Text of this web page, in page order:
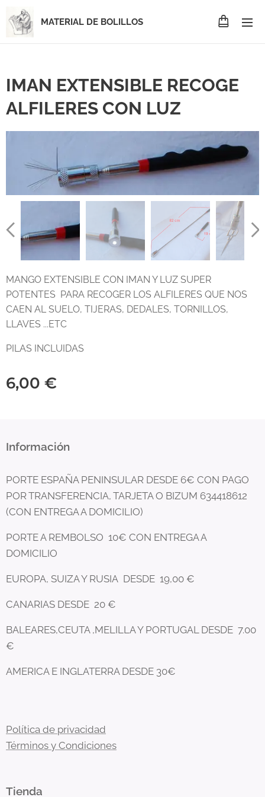
MATERIAL DE BOLILLOS
IMAN EXTENSIBLE RECOGE
ALFILERES CON LUZ
MANGO EXTENSIBLE CON IMAN Y LUZ SUPER
POTENTES PARA RECOGER LOS ALFILERES QUE NOS
CAEN AL SUELO, TIJERAS, DEDALES, TORNILLOS,
LLAVES ...ETC
PILAS INCLUIDAS
6,00 €
Información
PORTE ESPAÑA PENINSULAR DESDE 6€ CON PAGO
POR TRANSFERENCIA, TARJETA O BIZUM 634418612
(CON ENTREGA A DOMICILIO)
PORTE A REMBOLSO 10€ CON ENTREGA A
DOMICILIO
EUROPA, SUIZA Y RUSIA DESDE 19,00 €
CANARIAS DESDE 20 €
BALEARES,CEUTA ,MELILLA Y PORTUGAL DESDE 7.00
€
AMERICA E INGLATERRA DESDE 30€
Política de privacidad
Términos y Condiciones
Tienda